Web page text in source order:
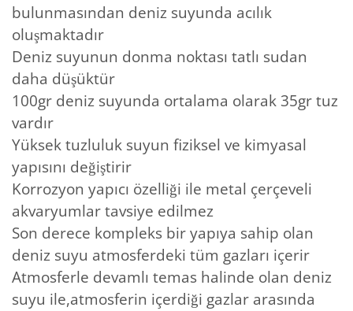
bulunmasından deniz suyunda acılık
oluşmaktadır
Deniz suyunun donma noktası tatlı sudan
daha düşüktür
100gr deniz suyunda ortalama olarak 35gr tuz
vardır
Yüksek tuzluluk suyun fiziksel ve kimyasal
yapısını değiştirir
Korrozyon yapıcı özelliği ile metal çerçeveli
akvaryumlar tavsiye edilmez
Son derece kompleks bir yapıya sahip olan
deniz suyu atmosferdeki tüm gazları içerir
Atmosferle devamlı temas halinde olan deniz
suyu ile,atmosferin içerdiği gazlar arasında